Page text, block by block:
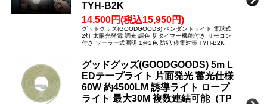
TYH-B2K
14,500円(税込15,950円)
グッドグッズ(GOODGOODS) ペンダントライト 電球式
2灯 太陽光発電 調光 調色 切タイマー機能付き リモコン
付き ソーラー式照明 1台2色 防犯 停電対策 TYH-B2K
グッドグッズ(GOODGOODS) 5m L
EDテープライト 片面発光 蓄光仕様
60W 約4500LM 誘導ライト ロープ
ライト 最大30M 複数連結可能（TP